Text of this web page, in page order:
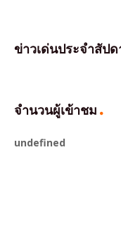
ข่าวเด่นประจำสัป
จำนวนผู้เข้าชม
undefned